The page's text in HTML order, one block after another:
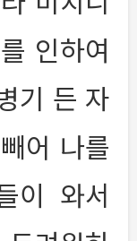
인하여
기 든 자
어 나를
이 와서